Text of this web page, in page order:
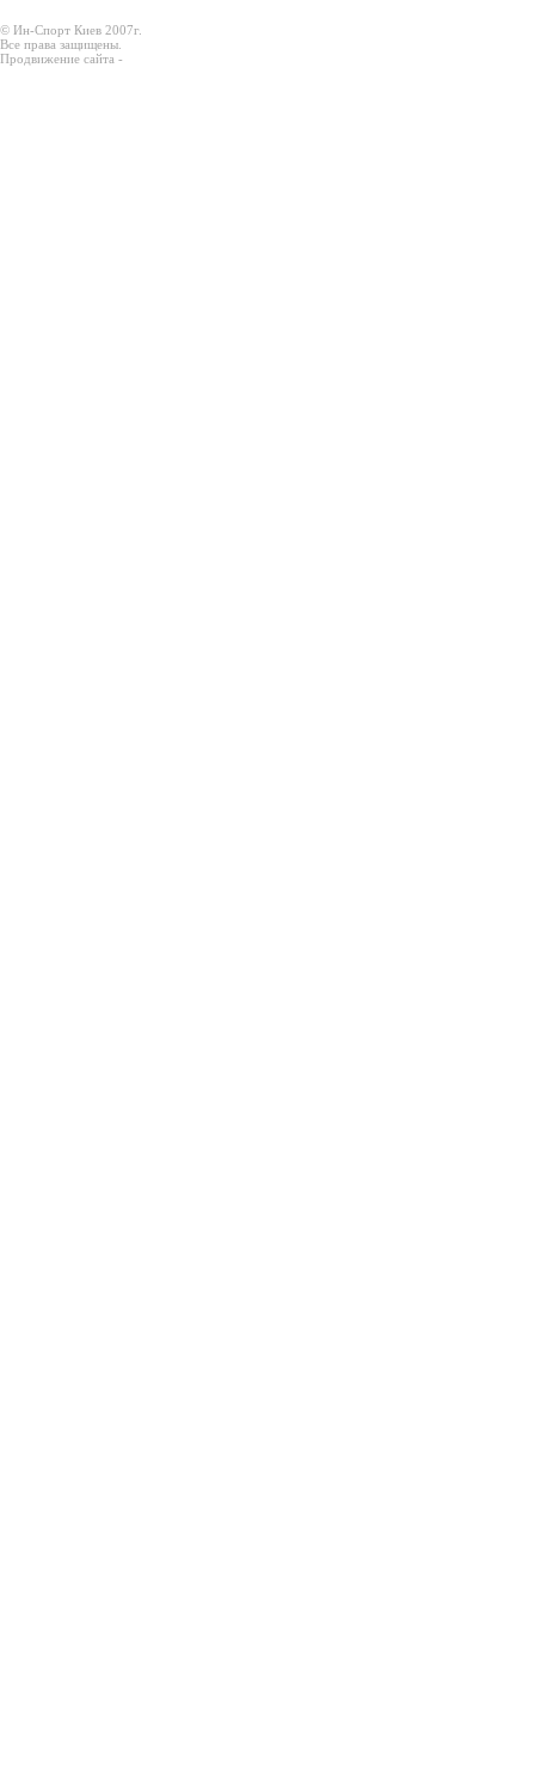
© Ин-Спорт Киев 2007г.
Все права защищены.
Продвижение сайта -